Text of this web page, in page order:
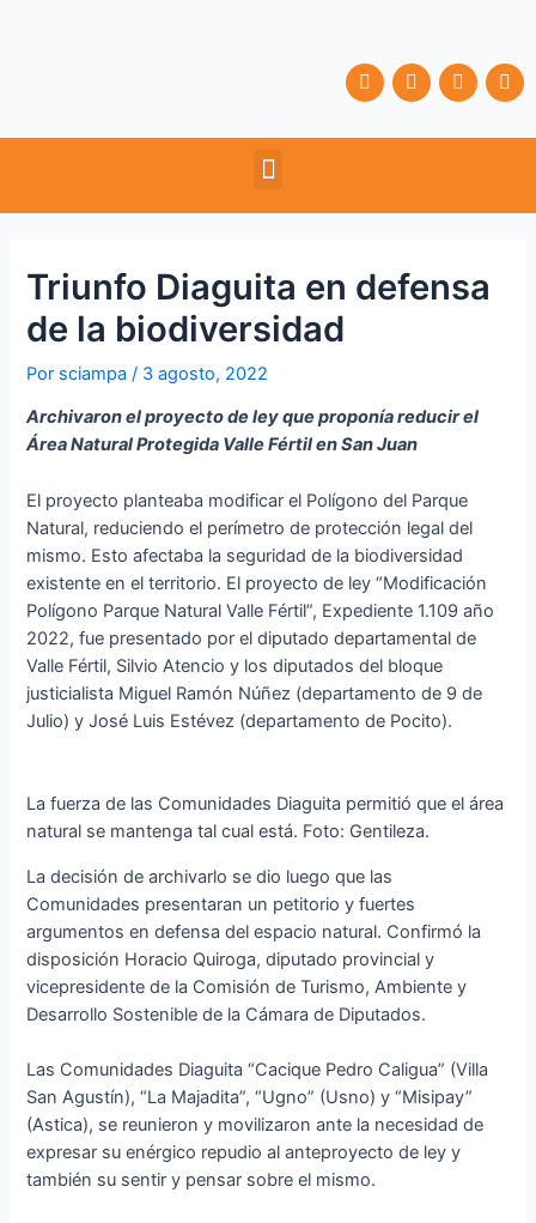
F
a
T
w
Y
o
I
n
Menu
Triunfo Diaguita en defensa
de la biodiversidad
Por sciampa/ 3 agosto, 2022
Archivaron el proyecto de ley que proponía reducir el
Área Natural Protegida Valle Fértil en San Juan
El proyecto planteaba modificar el Polígono del Parque
Natural, reduciendo el perímetro de protección legal del
mismo. Esto afectaba la seguridad de la biodiversidad
existente en el territorio. El proyecto de ley “Modificación
Polígono Parque Natural Valle Fértil”, Expediente 1.109 año
2022, fue presentado por el diputado departamental de
Valle Fértil, Silvio Atencio y los diputados del bloque
justicialista Miguel Ramón Núñez (departamento de 9 de
Julio) y José Luis Estévez (departamento de Pocito).
La fuerza de las Comunidades Diaguita permitió que el área
natural se mantenga tal cual está. Foto: Gentileza.
La decisión de archivarlo se dio luego que las
Comunidades presentaran un petitorio y fuertes
argumentos en defensa del espacio natural. Confirmó la
disposición Horacio Quiroga, diputado provincial y
vicepresidente de la Comisión de Turismo, Ambiente y
Desarrollo Sostenible de la Cámara de Diputados.
Las Comunidades Diaguita “Cacique Pedro Caligua” (Villa
San Agustín), “La Majadita”, “Ugno” (Usno) y “Misipay”
(Astica), se reunieron y movilizaron ante la necesidad de
expresar su enérgico repudio al anteproyecto de ley y
también su sentir y pensar sobre el mismo.